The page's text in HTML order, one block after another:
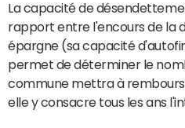
La capacité de
rapport entre l'encours de la
épargne (sa capacité
permet de déterminer le
commune mettra à
elle y consacre tous les ans